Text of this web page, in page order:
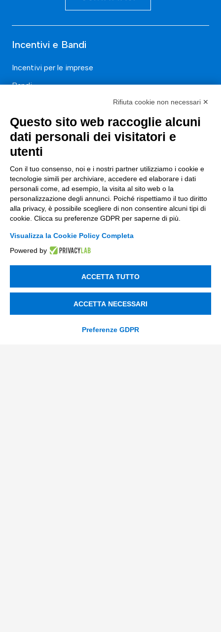
Incentivi e Bandi
Incentivi per le imprese
Bandi
Consulenza
ESG
Finanza
Nuovi Mercati
Innovazione di prodotto e processo
Digital Marketing
Data & BI
Trasformazione Digitale
Compliance Normativa Integrata
Rifiuta cookie non necessari ✕
Questo sito web raccoglie alcuni
dati personali dei visitatori e
utenti
Con il tuo consenso, noi e i nostri partner utilizziamo i cookie e
tecnologie simili per archiviare, accedere ed elaborare i dati
personali come, ad esempio, la visita al sito web o la
personalizzazione degli annunci. Poiché rispettiamo il tuo diritto
alla privacy, è possibile scegliere di non consentire alcuni tipi di
cookie. Clicca su preferenze GDPR per saperne di più.
Visualizza la Cookie Policy Completa
Powered by
ACCETTA TUTTO
ACCETTA NECESSARI
Preferenze GDPR